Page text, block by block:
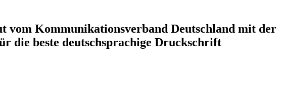
vom Kommunikationsverband Deutschland mit der
die beste deutschsprachige Druckschrift